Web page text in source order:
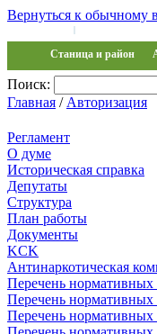
Вернуться к обычному
|
Станица и район
Поиск:
Главная / Авторизация
Регламент
О думе
Историческая справка
Депутаты
Структура
План работы
Документы
KCK
Антинаркотическая
Перечень нормативных
Перечень нормативных
Перечень нормативных